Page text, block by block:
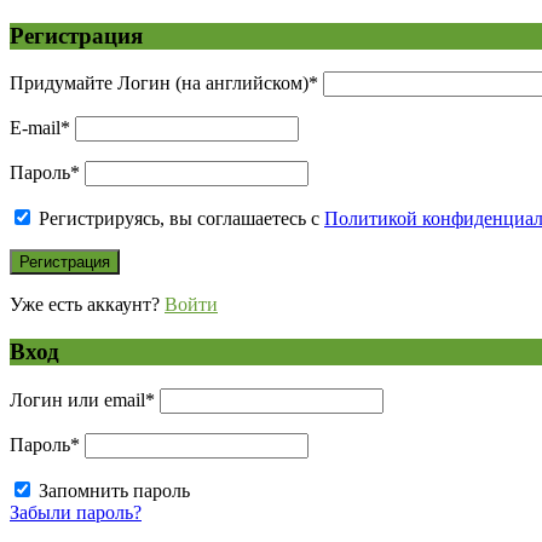
Регистрация
Придумайте Логин (на английском)*
E-mail*
Пароль*
Регистрируясь, вы соглашаетесь с Политикой
Уже есть аккаунт? Войти
Вход
Логин или email*
Пароль*
Запомнить пароль
Забыли пароль?